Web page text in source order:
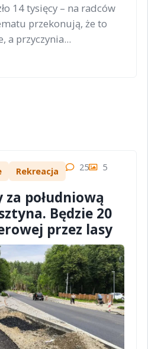
14 tysięcy – na radców
przekonują, że to
a przyczynia...
Rekreacja 25 5
południową
Będzie 20
przez lasy